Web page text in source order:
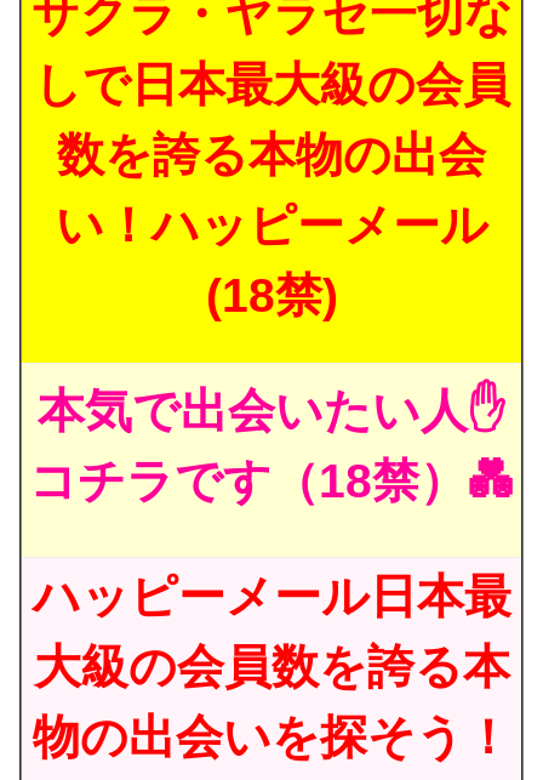
サクラ・ヤラセ一切な
しで日本最大級の会員
数を誇る本物の出会
い！ハッピーメール
(18禁)
本気で出会いたい人✋
コチラです（18禁）💑
ハッピーメール日本最
大級の会員数を誇る本
物の出会いを探そう！